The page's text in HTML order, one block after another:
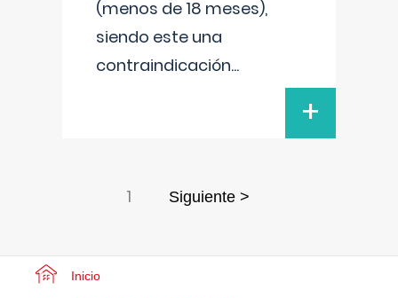
(menos de 18 meses),
siendo este una
contraindicación...
+
1 Siguiente >
Inicio